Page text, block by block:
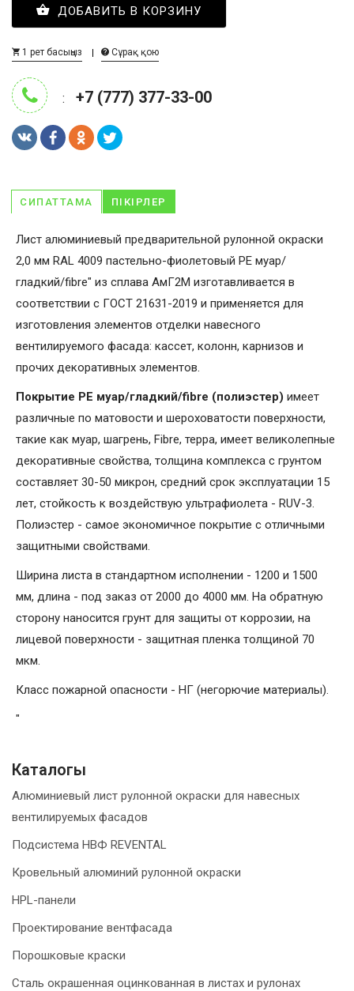
ДОБАВИТЬ В КОРЗИНУ
1 рет басыңыз Сұрақ қою
: +7 (777) 377-33-00
СИПАТТАМА ПІКІРЛЕР
Лист алюминиевый предварительной рулонной окраски
2,0 мм RAL 4009 пастельно-фиолетовый PE муар/
гладкий/fibre" из сплава АмГ2М изготавливается в
соответствии с ГОСТ 21631-2019 и применяется для
изготовления элементов отделки навесного
вентилируемого фасада: кассет, колонн, карнизов и
прочих декоративных элементов.
Покрытие PE муар/гладкий/fibre (полиэстер) имеет
различные по матовости и шероховатости поверхности,
такие как муар, шагрень, Fibrе, терра, имеет великолепные
декоративные свойства, толщина комплекса с грунтом
составляет 30-50 микрон, средний срок эксплуатации 15
лет, стойкость к воздействую ультрафиолета - RUV-3.
Полиэстер - самое экономичное покрытие с отличными
защитными свойствами.
Ширина листа в стандартном исполнении - 1200 и 1500
мм, длина - под заказ от 2000 до 4000 мм. На обратную
сторону наносится грунт для защиты от коррозии, на
лицевой поверхности - защитная пленка толщиной 70
мкм.
Класс пожарной опасности - НГ (негорючие материалы).
"
Каталогы
Алюминиевый лист рулонной окраски для навесных
вентилируемых фасадов
Подсистема НВФ REVENTAL
Кровельный алюминий рулонной окраски
HPL-панели
Проектирование вентфасада
Порошковые краски
Сталь окрашенная оцинкованная в листах и рулонах